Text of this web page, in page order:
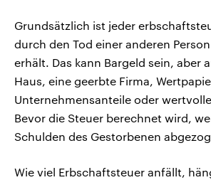
Grundsätzlich ist jeder
durch den Tod einer anderen
erhält. Das kann Bargeld sein, aber
Haus, eine geerbte Firma,
Unternehmensanteile oder
Bevor die Steuer berechnet wird,
Schulden des Gestorbenen
Wie viel Erbschaftsteuer anfällt,